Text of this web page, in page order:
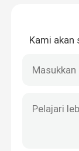
Kami akan